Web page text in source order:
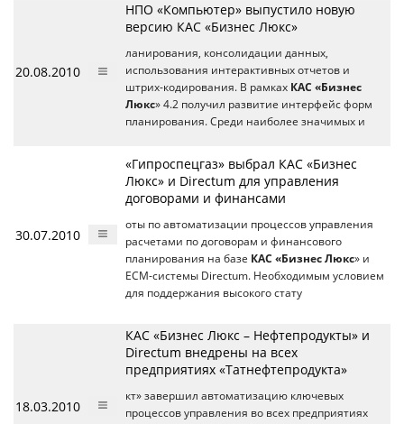
20.08.2010
НПО «Компьютер» выпустило новую
версию КАС «Бизнес Люкс»
ланирования, консолидации данных,
использования интерактивных отчетов и
штрих-кодирования. В рамках КАС «Бизнес
Люкс» 4.2 получил развитие интерфейс форм
планирования. Среди наиболее значимых и
30.07.2010
«Гипроспецгаз» выбрал КАС «Бизнес
Люкс» и Directum для управления
договорами и финансами
оты по автоматизации процессов управления
расчетами по договорам и финансового
планирования на базе КАС «Бизнес Люкс» и
ECM-системы Directum. Необходимым условием
для поддержания высокого стату
18.03.2010
КАС «Бизнес Люкс – Нефтепродукты» и
Directum внедрены на всех
предприятиях «Татнефтепродукта»
кт» завершил автоматизацию ключевых
процессов управления во всех предприятиях